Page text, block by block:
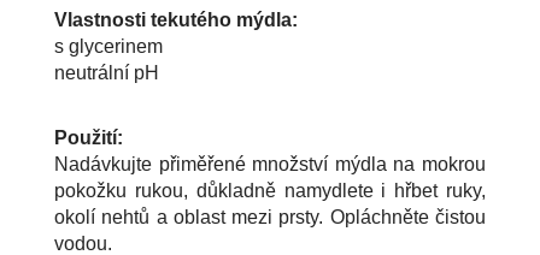
Vlastnosti tekutého mýdla:
s glycerinem
neutrální pH
Použití:
Nadávkujte přiměřené množství mýdla na mokrou
pokožku rukou, důkladně namydlete i hřbet ruky,
okolí nehtů a oblast mezi prsty. Opláchněte čistou
vodou.